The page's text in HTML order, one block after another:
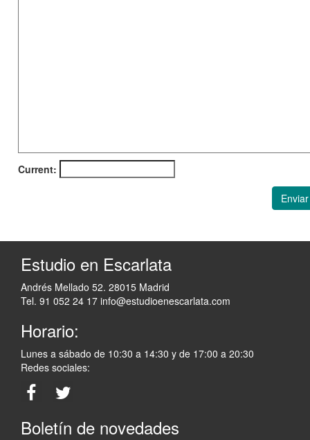
Current:
Enviar
Estudio en Escarlata
Andrés Mellado 52. 28015 Madrid
Tel. 91 052 24 17 info@estudioenescarlata.com
Horario:
Lunes a sábado de 10:30 a 14:30 y de 17:00 a 20:30
Redes sociales:
Boletín de novedades